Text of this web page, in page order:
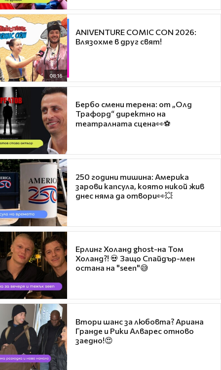
08:16
ANIVENTURE COMIC CON 2026:
Влязохме в друг свят!
Бербо смени терена: от „Олд
Трафорд“ директно на
театралната сцена👀⚽
250 години тишина: Америка
зарови капсула, която никой жив
днес няма да отвори👀💥
Ерлинг Холанд ghost-на Том
Холанд?! 💀 Защо Спайдър-мен
остана на "seen"😅
Втори шанс за любовта? Ариана
Гранде и Рики Алварес отново
заедно!😍